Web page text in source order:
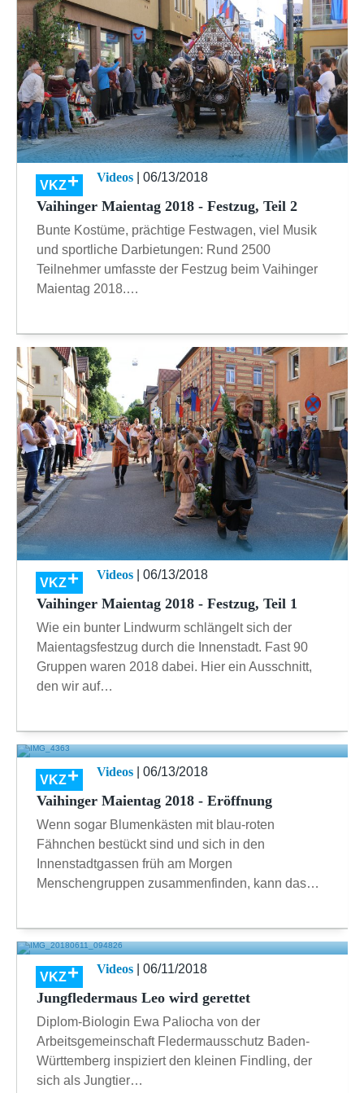
VKZ
Videos | 06/13/2018
Vaihinger Maientag 2018 - Festzug, Teil 2
Bunte Kostüme, prächtige Festwagen, viel Musik
und sportliche Darbietungen: Rund 2500
Teilnehmer umfasste der Festzug beim Vaihinger
Maientag 2018.…
VKZ
Videos | 06/13/2018
Vaihinger Maientag 2018 - Festzug, Teil 1
Wie ein bunter Lindwurm schlängelt sich der
Maientagsfestzug durch die Innenstadt. Fast 90
Gruppen waren 2018 dabei. Hier ein Ausschnitt,
den wir auf…
VKZ
Videos | 06/13/2018
Vaihinger Maientag 2018 - Eröffnung
Wenn sogar Blumenkästen mit blau-roten
Fähnchen bestückt sind und sich in den
Innenstadtgassen früh am Morgen
Menschengruppen zusammenfinden, kann das…
VKZ
Videos | 06/11/2018
Jungfledermaus Leo wird gerettet
Diplom-Biologin Ewa Paliocha von der
Arbeitsgemeinschaft Fledermausschutz Baden-
Württemberg inspiziert den kleinen Findling, der
sich als Jungtier…